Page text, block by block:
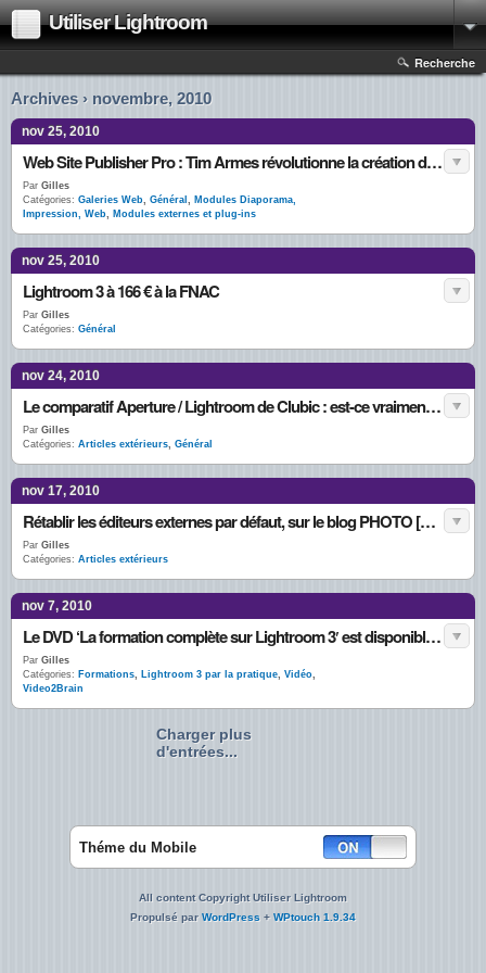
Utiliser Lightroom
Recherche
Archives › novembre, 2010
nov 25, 2010
Web Site Publisher Pro : Tim Armes révolutionne la création de galeries Web dans Lightroom !
Par Gilles
Catégories: Galeries Web, Général , Modules Diaporama,
Impression, Web, Modules externes et plug-ins
nov 25, 2010
Lightroom 3 à 166 € à la FNAC
Par Gilles
Catégories: Général
nov 24, 2010
Le comparatif Aperture / Lightroom de Clubic : est-ce vraiment utile ?
Par Gilles
Catégories: Articles extérieurs, Général
nov 17, 2010
Rétablir les éditeurs externes par défaut, sur le blog PHOTO [numérique]
Par Gilles
Catégories: Articles extérieurs
nov 7, 2010
Le DVD ‘La formation complète sur Lightroom 3′ est disponible chez V2B
Par Gilles
Catégories: Formations, Lightroom 3 par la pratique, Vidéo,
Video2Brain
Charger plus
d'entrées...
Théme du Mobile
All content Copyright Utiliser Lightroom
Propulsé parWordPress + WPtouch 1.9.34